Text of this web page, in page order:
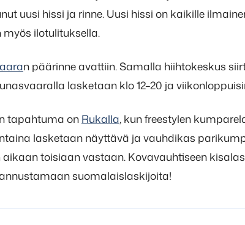
uusi hissi ja rinne. Uusi hissi on kaikille
ilotulituksella.
n päärinne avattiin. Samalla hiihtokeskus
lasketaan klo 12–20 ja
tapahtuma onRukalla, kun freestylen
lasketaan näyttävä ja vauhdikas
toisiaan vastaan. Kovavauhtiseen
suomalaislaskijoita!